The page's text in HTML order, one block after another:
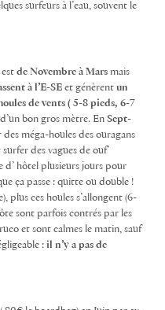
surfeurs à l’eau, souvent le
est de Novembre à Mars mais
à l’E-SE et génèrent un
de vents ( 5-8 pieds, 6-7
bon gros mètre. En Sept-
méga-houles des ouragans
des vagues de ouf’
d’ hôtel plusieurs jours pour
ça passe : quitte ou double !
plus ces houles s’allongent (6-
sont parfois contrés par les
et sont calmes le matin, sauf
: il n’y a pas de